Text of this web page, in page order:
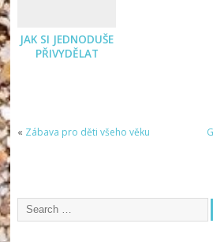
JAK SI JEDNODUŠE
PŘIVYDĚLAT
« Zábava pro děti všeho věku